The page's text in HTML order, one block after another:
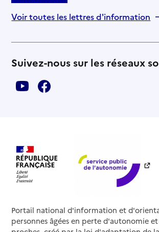
Voir toutes les lettres d'information
Suivez-nous sur les réseaux
Portail national d'information et
personnes âgées en perte d'autonomie